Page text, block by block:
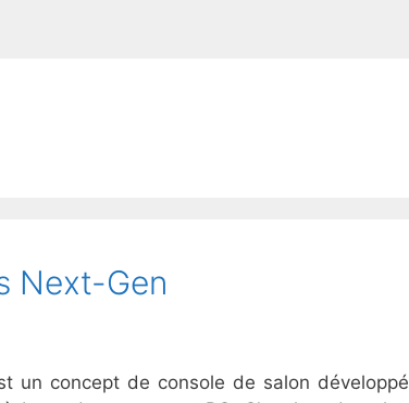
Next-Gen
un concept de console de salon développé